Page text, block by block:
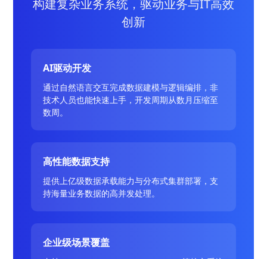
构建复杂业务系统，驱动业务与IT高效
创新
AI驱动开发
通过自然语言交互完成数据建模与逻辑编排，非
技术人员也能快速上手，开发周期从数月压缩至
数周。
高性能数据支持
提供上亿级数据承载能力与分布式集群部署，支
持海量业务数据的高并发处理。
企业级场景覆盖